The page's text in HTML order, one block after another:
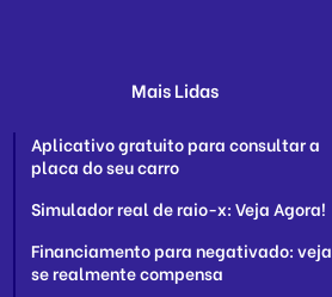
Mais Lidas
Aplicativo gratuito para consultar a
placa do seu carro
Simulador real de raio-x: Veja Agora!
Financiamento para negativado: veja
se realmente compensa